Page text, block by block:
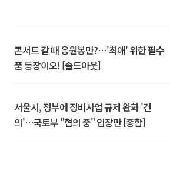
콘서트 갈 때 응원봉만?⋯'최애' 위한 필수
품 등장이오! [솔드아웃]
서울시, 정부에 정비사업 규제 완화 '건
의'⋯국토부 "협의 중" 입장만 [종합]